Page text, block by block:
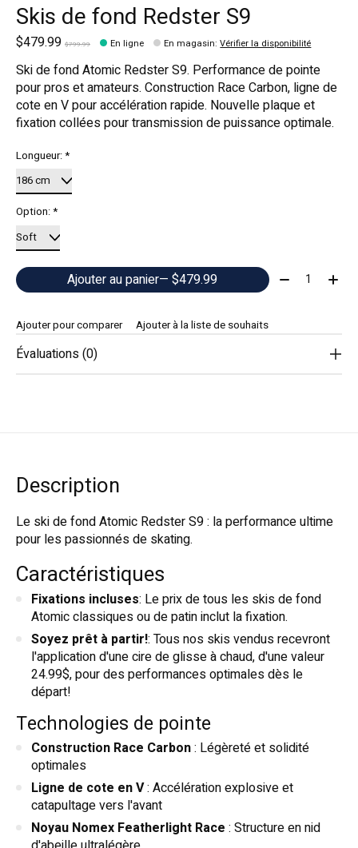
Skis de fond Redster S9
$479.99 $799.99 En ligne En magasin:Vérifier la disponibilité
Ski de fond Atomic Redster S9. Performance de pointe
pour pros et amateurs. Construction Race Carbon, ligne de
cote en V pour accélération rapide. Nouvelle plaque et
fixation collées pour transmission de puissance optimale.
Longueur:*
Option:*
Ajouter au panier — $479.99 Quantité:
Ajouter pour comparer Ajouter à la liste de souhaits
Évaluations (0)
Description
Le ski de fond Atomic Redster S9 : la performance ultime
pour les passionnés de skating.
Caractéristiques
Fixations incluses: Le prix de tous les skis de fond
Atomic classiques ou de patin inclut la fixation.
Soyez prêt à partir!: Tous nos skis vendus recevront
l'application d'une cire de glisse à chaud, d'une valeur
24.99$, pour des performances optimales dès le
départ!
Technologies de pointe
Construction Race Carbon: Légèreté et solidité
optimales
Ligne de cote en V: Accélération explosive et
catapultage vers l'avant
Noyau Nomex Featherlight Race : Structure en nid